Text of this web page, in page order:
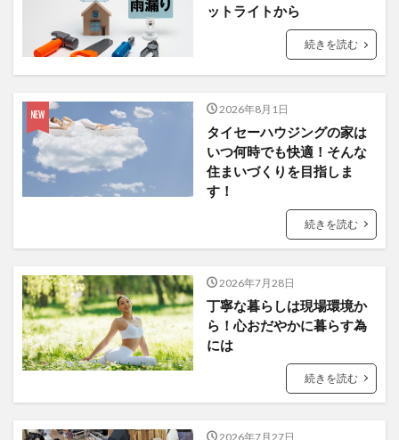
ットライトから
続きを読む
2026年8月1日
タイセーハウジングの家は
いつ何時でも快適！そんな
住まいづくりを目指しま
す！
続きを読む
2026年7月28日
丁寧な暮らしは現場環境か
ら！心おだやかに暮らす為
には
続きを読む
2026年7月27日